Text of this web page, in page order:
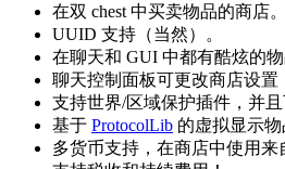
在双 chest 中买卖物品的商店。
UUID 支持（当然）。
在聊天和 GUI 中都有酷炫的物
聊天控制面板可更改商店设置
支持世界/区域保护插件，并
基于 ProtocolLib 的虚拟显示物
多货币支持，在商店中使用来